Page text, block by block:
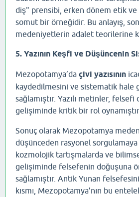
diş" prensibi, erken dönem etik
somut bir örneğidir. Bu anlayış,
medeniyetlerin adalet teorilerine
5. Yazının Keşfi ve Düşüncenin
Mezopotamya’da çivi yazısının
kaydedilmesini ve sistematik hale
sağlamıştır. Yazılı metinler, felsefi
gelişiminde kritik bir rol oynamıştır.
Sonuç olarak Mezopotamya
düşünceden rasyonel
kozmolojik tartışmalarda ve
gelişiminde felsefenin doğuşuna
sağlamıştır. Antik Yunan
kısmı, Mezopotamya’nın bu